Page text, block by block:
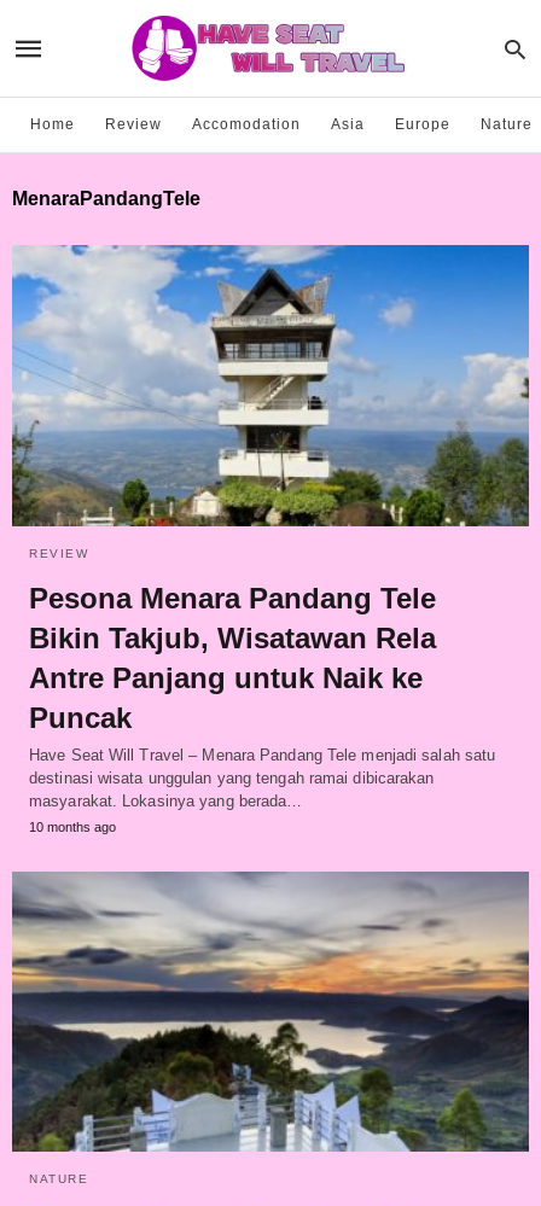
Home Review Accomodation Asia Europe Nature
MenaraPandangTele
REVIEW
Pesona Menara Pandang Tele
Bikin Takjub, Wisatawan Rela
Antre Panjang untuk Naik ke
Puncak
Have Seat Will Travel – Menara Pandang Tele menjadi salah satu
destinasi wisata unggulan yang tengah ramai dibicarakan
masyarakat. Lokasinya yang berada…
10 months ago
NATURE